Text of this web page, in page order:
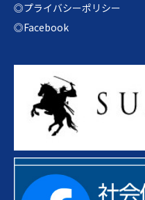
◎プライバシーポリシー
◎Facebook